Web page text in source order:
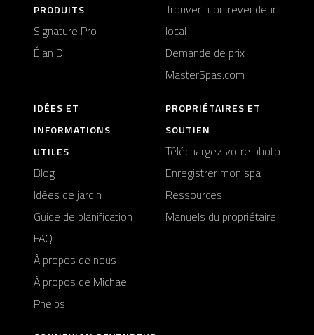
PRODUITS
Signature Pro
Élan D
Trouver mon revendeur
local
Demande de prix
MasterSpas.com
IDÉES ET
INFORMATIONS
UTILES
Blog
Idées de jardin
Guide de planification
FAQ
À propos de nous
À propos de Michael
Phelps
PROPRIÉTAIRES ET
SOUTIEN
Téléchargez votre photo
Enregistrer mon spa
Ressources
Manuels du propriétaire